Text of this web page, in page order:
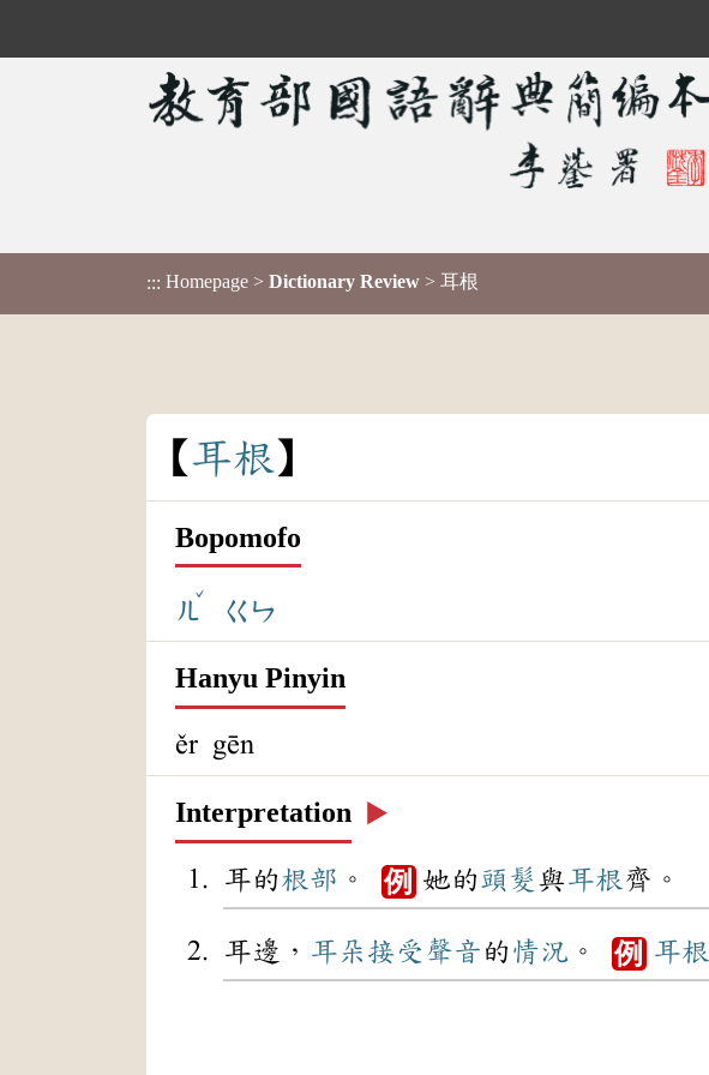
::: Homepage > Dictionary Review > 耳根
耳根
Bopomofo
ㄦ
ˇ
ㄍㄣ
Hanyu Pinyin
ěr gēn
Interpretation ▶️
耳的根部 。 例 她的頭髮 與耳根齊。
耳邊， 耳朵 接受 聲音 的 情況 。 例 耳根